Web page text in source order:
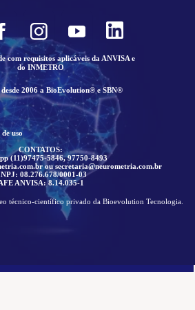
com requisitos aplicáveis da ANVISA e
do INMETRO
2006 a BioEvolution® e SBN®
uso
CONTATOS:
(11)97475-5846, 97750-8493
ou secretaria@neurometria.com.br
08.276.678/0001-03
ANVISA: 8.14.035-1
técnico-científico privado da Bioevolution Tecnologia.